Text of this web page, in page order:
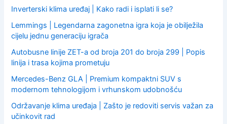
Inverterski klima uređaj | Kako radi i isplati li se?
Lemmings | Legendarna zagonetna igra koja je obilježila
cijelu jednu generaciju igrača
Autobusne linije ZET-a od broja 201 do broja 299 | Popis
linija i trasa kojima prometuju
Mercedes-Benz GLA | Premium kompaktni SUV s
modernom tehnologijom i vrhunskom udobnošću
Održavanje klima uređaja | Zašto je redoviti servis važan za
učinkovit rad